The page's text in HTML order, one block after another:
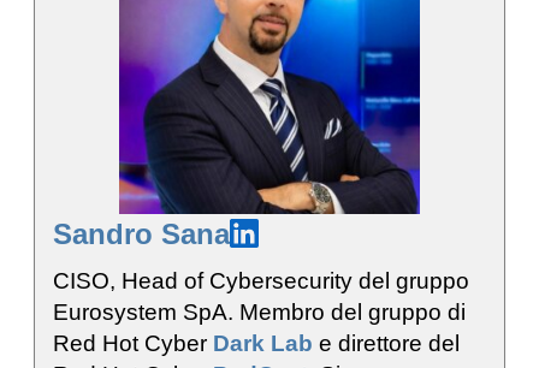
Sandro Sana
CISO, Head of Cybersecurity del gruppo
Eurosystem SpA. Membro del gruppo di
Red Hot Cyber Dark Lab e direttore del